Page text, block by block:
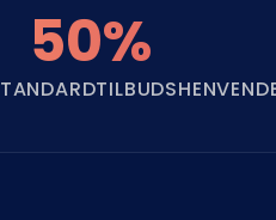
50%